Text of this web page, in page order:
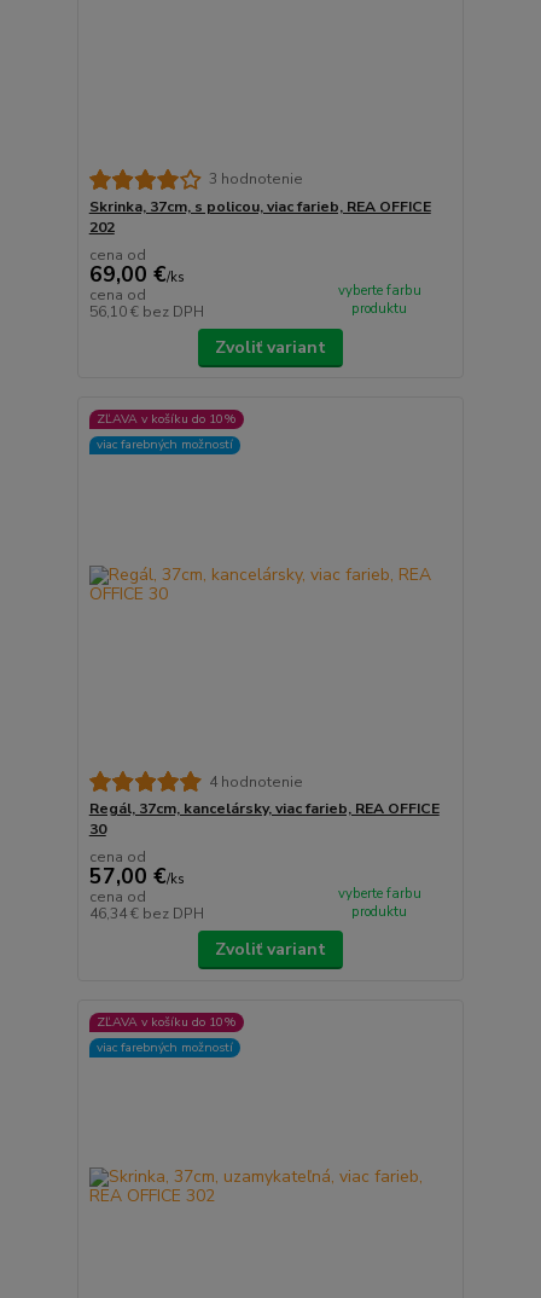
3 hodnotenie
Skrinka, 37cm, s policou, viac farieb, REA OFFICE
202
cena od
69,00 €/ks
cena od
56,10 € bez DPH
vyberte farbu
produktu
Zvoliť variant
ZĽAVA v košíku do 10%
viac farebných možností
4 hodnotenie
Regál, 37cm, kancelársky, viac farieb, REA OFFICE
30
cena od
57,00 €/ks
cena od
46,34 € bez DPH
vyberte farbu
produktu
Zvoliť variant
ZĽAVA v košíku do 10%
viac farebných možností